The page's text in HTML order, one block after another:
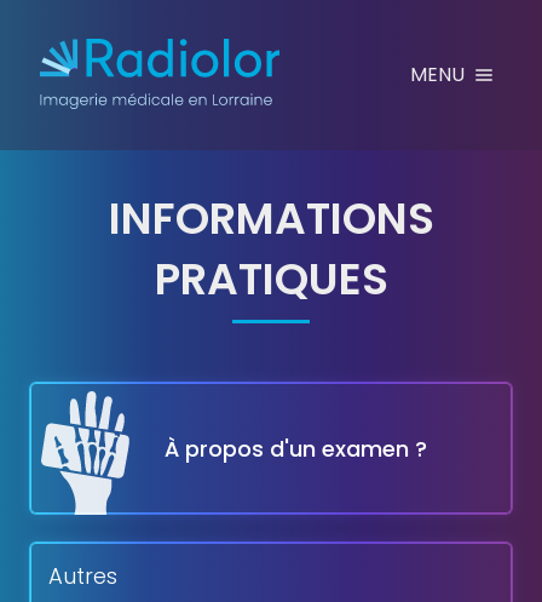
MENU
INFORMATIONS
PRATIQUES
À propos d'un examen ?
Autres